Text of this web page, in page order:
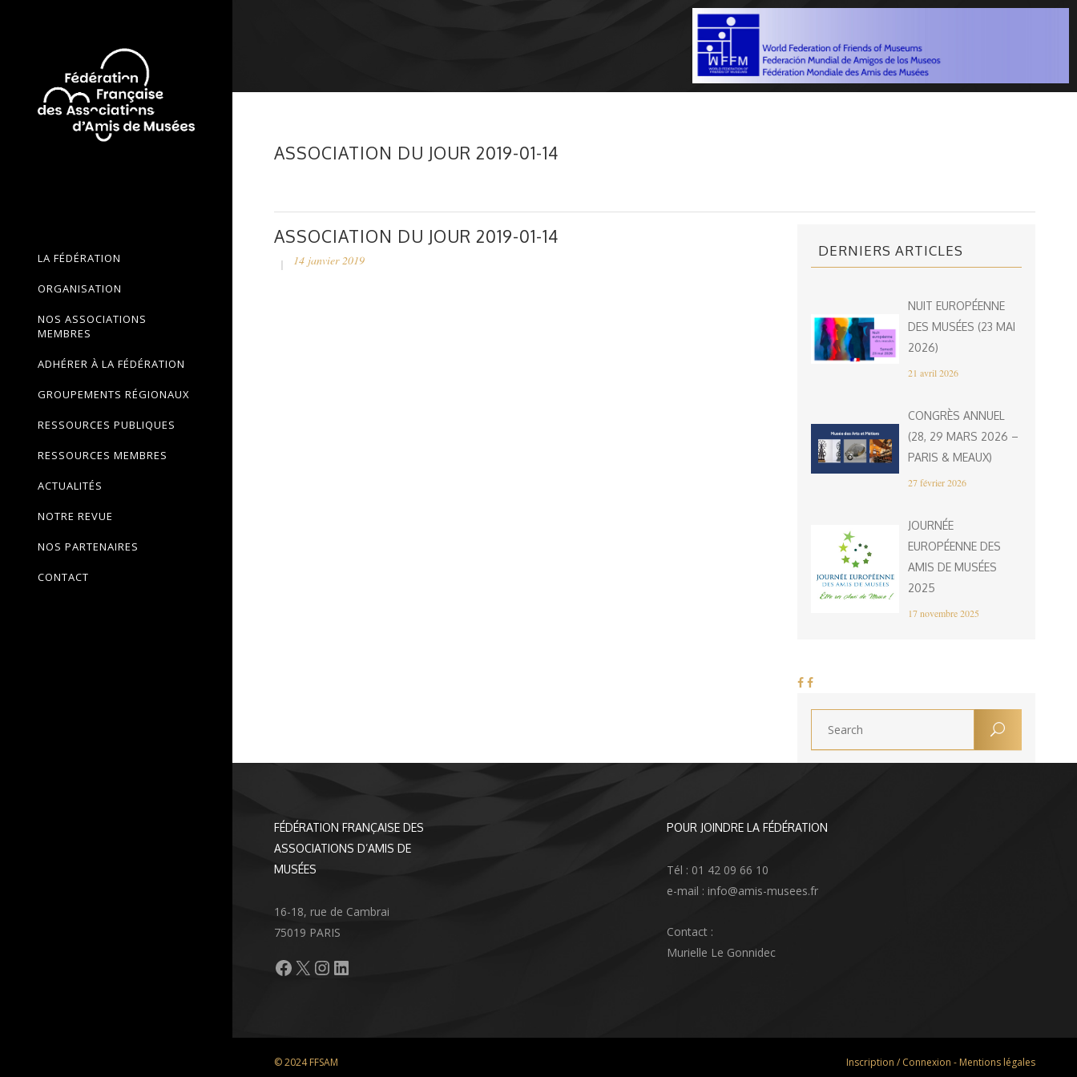
LA FÉDÉRATION
ORGANISATION
NOS ASSOCIATIONS
MEMBRES
ADHÉRER À LA FÉDÉRATION
GROUPEMENTS RÉGIONAUX
RESSOURCES PUBLIQUES
RESSOURCES MEMBRES
ACTUALITÉS
NOTRE REVUE
NOS PARTENAIRES
CONTACT
ASSOCIATION DU JOUR 2019-01-14
ASSOCIATION DU JOUR 2019-01-14
14 janvier 2019
DERNIERS ARTICLES
NUIT EUROPÉENNE
DES MUSÉES (23 MAI
2026)
21 avril 2026
CONGRÈS ANNUEL
(28, 29 MARS 2026 –
PARIS & MEAUX)
27 février 2026
JOURNÉE
EUROPÉENNE DES
AMIS DE MUSÉES
2025
17 novembre 2025
FÉDÉRATION FRANÇAISE DES
ASSOCIATIONS D’AMIS DE
MUSÉES
16-18, rue de Cambrai
75019 PARIS
Facebook
X Instagram
LinkedIn
POUR JOINDRE LA FÉDÉRATION
Tél : 01 42 09 66 10
e-mail : info@amis-musees.fr
Contact :
Murielle Le Gonnidec
© 2024 FFSAM Inscription / Connexion - Mentions légales